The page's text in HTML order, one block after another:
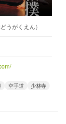
うがくえん）
空手道
少林寺